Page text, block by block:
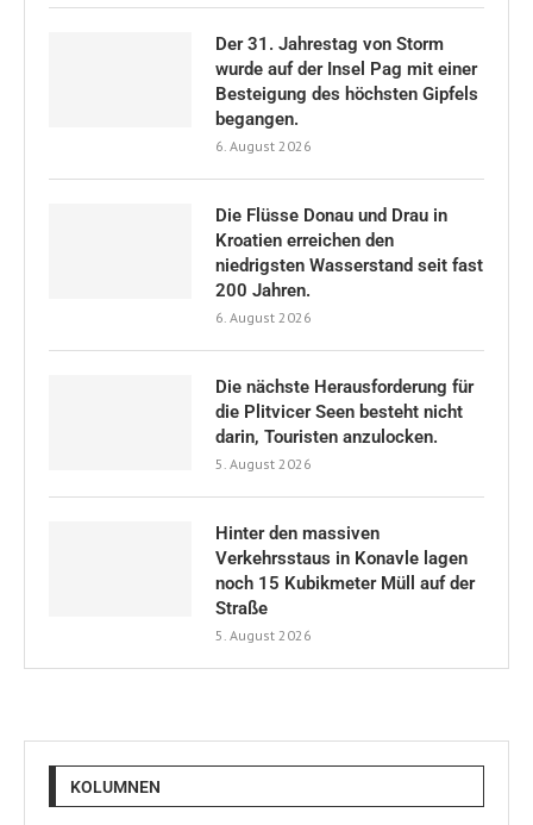
Der 31. Jahrestag von Storm
wurde auf der Insel Pag mit einer
Besteigung des höchsten Gipfels
begangen.
6. August 2026
Die Flüsse Donau und Drau in
Kroatien erreichen den
niedrigsten Wasserstand seit fast
200 Jahren.
6. August 2026
Die nächste Herausforderung für
die Plitvicer Seen besteht nicht
darin, Touristen anzulocken.
5. August 2026
Hinter den massiven
Verkehrsstaus in Konavle lagen
noch 15 Kubikmeter Müll auf der
Straße
5. August 2026
KOLUMNEN